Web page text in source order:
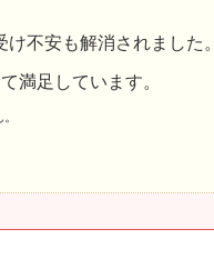
不安も解消されました。
満足しています。